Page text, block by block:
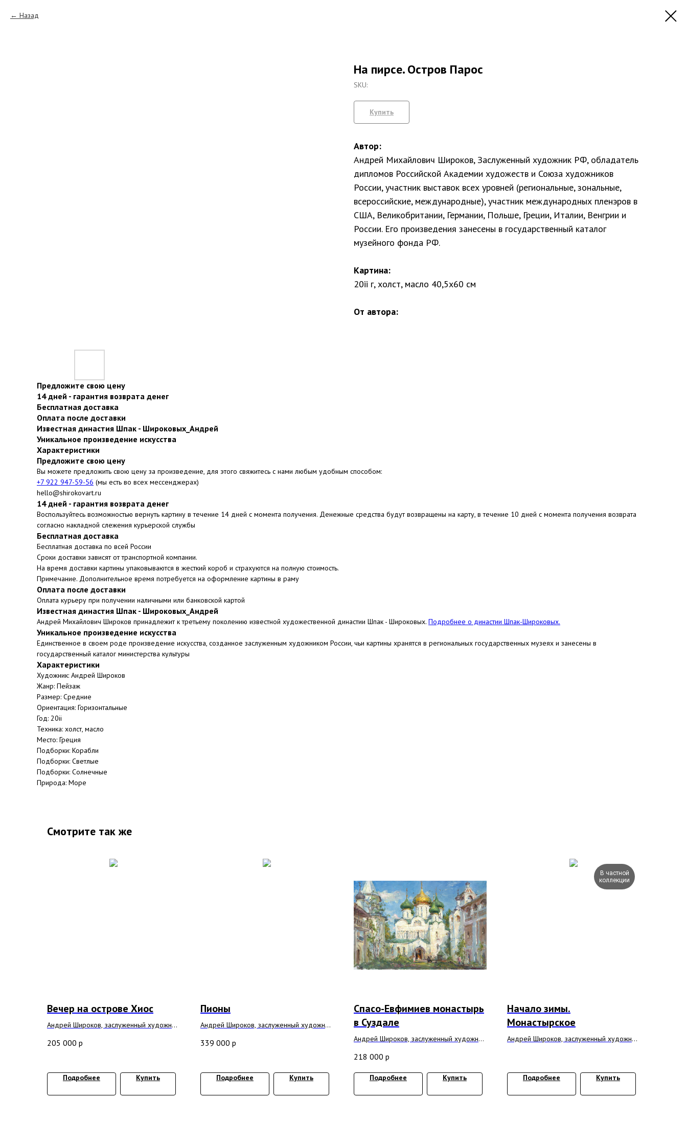
Назад
На пирсе. Остров Парос
SKU:
Купить
Автор:
Андрей Михайлович Широков, Заслуженный художник РФ, обладатель
дипломов Российской Академии художеств и Союза художников
России, участник выставок всех уровней (региональные, зональные,
всероссийские, международные), участник международных пленэров в
США, Великобритании, Германии, Польше, Греции, Италии, Венгрии и
России. Его произведения занесены в государственный каталог
музейного фонда РФ.
Картина:
20ii г, холст, масло 40,5х60 см
От автора:
Предложите свою цену
14 дней - гарантия возврата денег
Бесплатная доставка
Оплата после доставки
Известная династия Шпак - Широковых_Андрей
Уникальное произведение искусства
Характеристики
Предложите свою цену
Вы можете предложить свою цену за произведение, для этого свяжитесь с нами любым удобным способом:
+7 922 947-59-56 (мы есть во всех мессенджерах)
hello@shirokovart.ru
14 дней - гарантия возврата денег
Воспользуйтесь возможностью вернуть картину в течение 14 дней с момента получения. Денежные средства будут возвращены на карту, в течение 10 дней с момента получения возврата
согласно накладной слежения курьерской службы
Бесплатная доставка
Бесплатная доставка по всей России
Сроки доставки зависят от транспортной компании.
На время доставки картины упаковываются в жесткий короб и страхуются на полную стоимость.
Примечание. Дополнительное время потребуется на оформление картины в раму
Оплата после доставки
Оплата курьеру при получении наличными или банковской картой
Известная династия Шпак - Широковых_Андрей
Андрей Михайлович Широков принадлежит к третьему поколению известной художественной династии Шпак - Широковых. Подробнее о династии Шпак-Широковых.
Уникальное произведение искусства
Единственное в своем роде произведение искусства, созданное заслуженным художником России, чьи картины хранятся в региональных государственных музеях и занесены в
государственный каталог министерства культуры
Характеристики
Художник: Андрей Широков
Жанр: Пейзаж
Размер: Средние
Ориентация: Горизонтальные
Год: 20ii
Техника: холст, масло
Место: Греция
Подборки: Корабли
Подборки: Светлые
Подборки: Солнечные
Природа: Море
Смотрите так же
Вечер на острове Хиос
Андрей Широков, заслуженный художник
2025 г, холст, масло 60x100 см
205 000 р
Подробнее Купить
Пионы
Андрей Широков, заслуженный художник
2025 г, холст, масло 100x70 см
339 000 р
Подробнее Купить
Спасо-Евфимиев монастырь
в Суздале
Андрей Широков, заслуженный художник
2020 г, холст, масло 60х90 см
218 000 р
Подробнее Купить
В частной
коллекции
Начало зимы.
Монастырское
Андрей Широков, заслуженный художник
Подробнее
Купить